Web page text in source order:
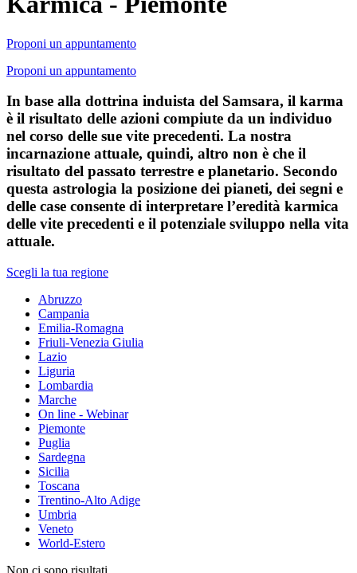
Proponi un appuntamento
Proponi un appuntamento
In base alla dottrina induista del Samsara, il karma
è il risultato delle azioni compiute da un individuo
nel corso delle sue vite precedenti. La nostra
incarnazione attuale, quindi, altro non è che il
risultato del passato terrestre e planetario. Secondo
questa astrologia la posizione dei pianeti, dei segni e
delle case consente di interpretare l’eredità karmica
delle vite precedenti e il potenziale sviluppo nella vita
attuale.
Scegli la tua regione
Abruzzo
Campania
Emilia-Romagna
Friuli-Venezia Giulia
Lazio
Liguria
Lombardia
Marche
On line - Webinar
Piemonte
Puglia
Sardegna
Sicilia
Toscana
Trentino-Alto Adige
Umbria
Veneto
World-Estero
Non ci sono risultati.